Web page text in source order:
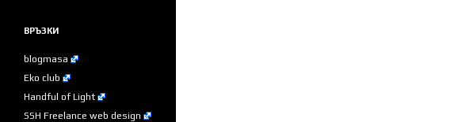
ВРЪЗКИ
blogmasa
Eko club
Handful of Light
SSH Freelance web design